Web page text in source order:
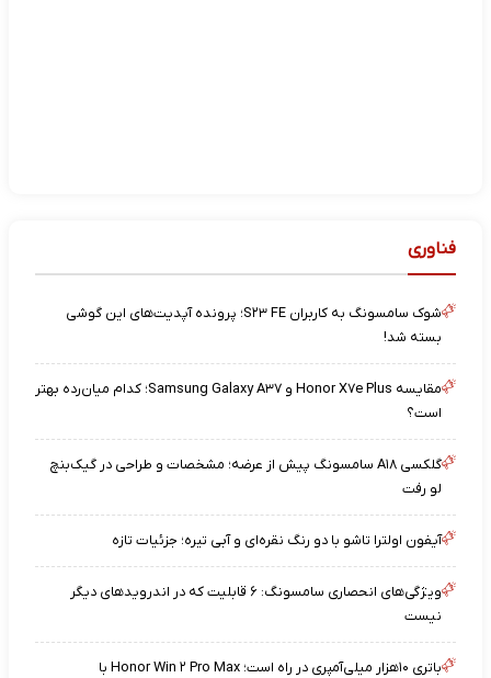
فناوری
شوک سامسونگ به کاربران S۲۳ FE؛ پرونده آپدیت‌های این گوشی
بسته شد!
مقایسه Honor X۷e Plus و Samsung Galaxy A۳۷؛ کدام میان‌رده بهتر
است؟
گلکسی A۱۸ سامسونگ پیش از عرضه؛ مشخصات و طراحی در گیک‌بنچ
لو رفت
آیفون اولترا تاشو با دو رنگ نقره‌ای و آبی تیره؛ جزئیات تازه
ویژگی‌های انحصاری سامسونگ: ۶ قابلیت که در اندرویدهای دیگر
نیست
باتری ۱۰هزار میلی‌آمپری در راه است؛ Honor Win ۲ Pro Max با